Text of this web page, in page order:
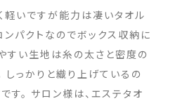
軽いですが能力は凄いタオル
ンパクトなのでボックス収納に
すい生地は糸の太さと密度の
しっかりと織り上げているの
す。 サロン様は、エステタオ